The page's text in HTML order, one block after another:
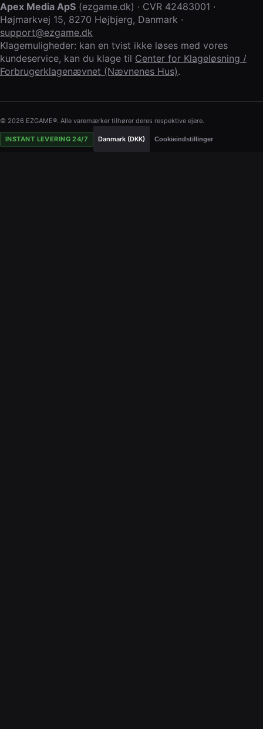
Apex Media ApS (ezgame.dk) · CVR 42483001 ·
Højmarkvej 15, 8270 Højbjerg, Danmark ·
support@ezgame.dk
Klagemuligheder: kan en tvist ikke løses med vores
kundeservice, kan du klage til Center for Klageløsning /
Forbrugerklagenævnet (Nævnenes Hus).
© 2026 EZGAME®. Alle varemærker tilhører deres respektive ejere.
INSTANT LEVERING 24/7 Danmark (DKK) Cookieindstillinger